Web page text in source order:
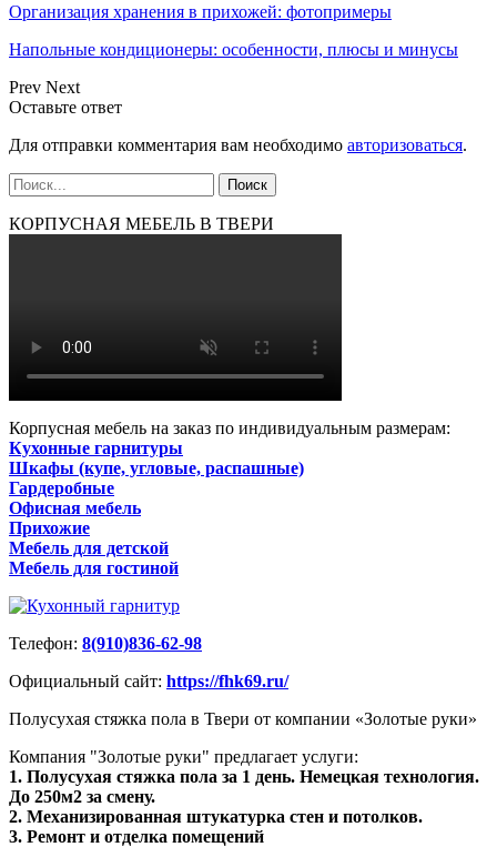
Организация хранения в прихожей: фотопримеры
Напольные кондиционеры: особенности, плюсы и минусы
Prev Next
Оставьте ответ
Для отправки комментария вам необходимо авторизоваться.
КОРПУСНАЯ МЕБЕЛЬ В ТВЕРИ
Корпусная мебель на заказ по индивидуальным размерам:
Кухонные гарнитуры
Шкафы (купе, угловые, распашные)
Гардеробные
Офисная мебель
Прихожие
Мебель для детской
Мебель для гостиной
Телефон: 8(910)836-62-98
Официальный сайт: https://fhk69.ru/
Полусухая стяжка пола в Твери от компании «Золотые руки»
Компания "Золотые руки" предлагает услуги:
1. Полусухая стяжка пола за 1 день. Немецкая технология.
До 250м2 за смену.
2. Механизированная штукатурка стен и потолков.
3. Ремонт и отделка помещений